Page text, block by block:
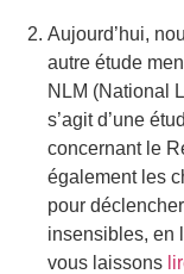
Aujourd’hui,
autre étude
NLM (National
s’agit d’une
concernant le
également les
pour
insensibles, en
vous laissons